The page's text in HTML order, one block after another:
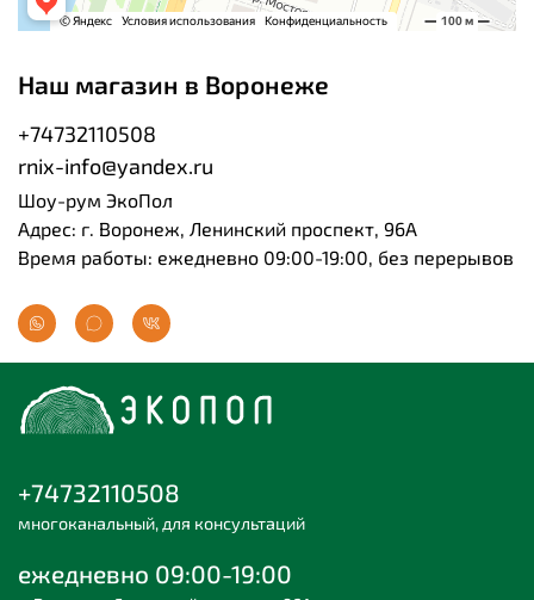
Наш магазин в Воронеже
+74732110508
rnix-info@yandex.ru
Шоу-рум ЭкоПол
Адрес: г. Воронеж, Ленинский проспект, 96А
Время работы: ежедневно 09:00-19:00, без перерывов
+74732110508
многоканальный, для консультаций
ежедневно 09:00-19:00